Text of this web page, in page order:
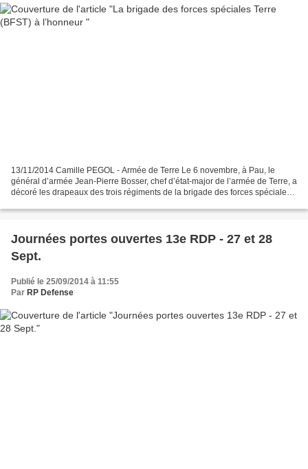
13/11/2014 Camille PEGOL - Armée de Terre Le 6 novembre, à Pau, le
général d’armée Jean-Pierre Bosser, chef d’état-major de l’armée de Terre, a
décoré les drapeaux des trois régiments de la brigade des forces spéciales
Journées portes ouvertes 13e RDP - 27 et 28
Sept.
Publié le 25/09/2014 à 11:55
Par RP Defense